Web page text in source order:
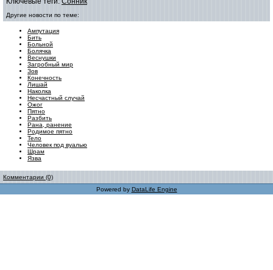
Другие новости по теме:
Ампутация
Бить
Больной
Болячка
Веснушки
Загробный мир
Зов
Конечность
Лишай
Наколка
Несчастный случай
Ожог
Пятно
Разбить
Рана, ранение
Родимое пятно
Тело
Человек под вуалью
Шрам
Язва
Комментарии (0)
Powered by DataLife Engine